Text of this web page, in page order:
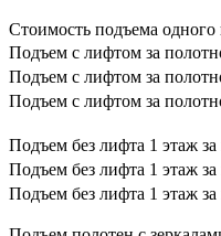
Стоимость подъема одного
Подъем с лифтом за
Подъем с лифтом за
Подъем с лифтом за
Подъем без лифта 1 этаж
Подъем без лифта 1 этаж
Подъем без лифта 1 этаж